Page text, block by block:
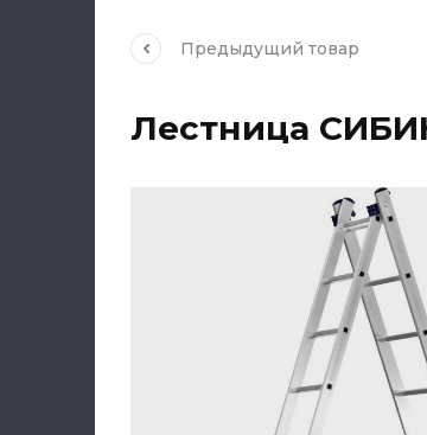
Предыдущий товар
Лестница